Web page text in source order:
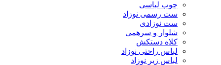
چوب لباسی
ست رسمی نوزاد
ست نوزادی
شلوار و سرهمی
کلاه دستکش
لباس راحتی نوزاد
لباس زیر نوزاد